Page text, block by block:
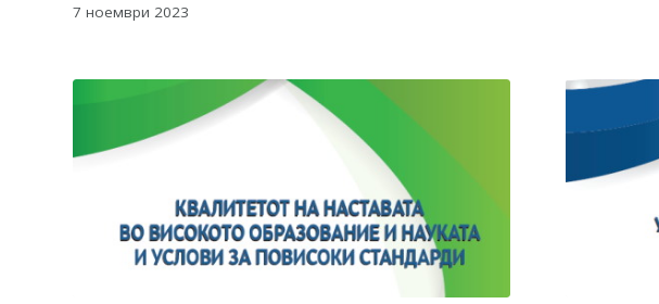
7 ноември 2023